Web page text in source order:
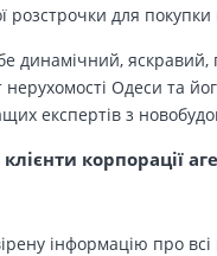
розстрочки для
динамічний, яскравий,
нерухомості Одеси та
експертів з
корпорації
інформацію про